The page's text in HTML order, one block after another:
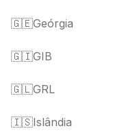
🇬🇪Geórgia
🇬🇮GIB
🇬🇱GRL
🇮🇸Islândia